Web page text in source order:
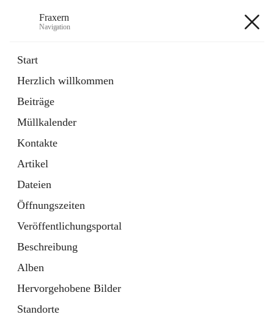
Fraxern
Navigation
Start
Herzlich willkommen
Beiträge
Müllkalender
Kontakte
Artikel
Dateien
Öffnungszeiten
Veröffentlichungsportal
Beschreibung
Alben
Hervorgehobene Bilder
Standorte
Ordner
in
Tab
Formulare
Artikel
öffnet
in
neuem
Tab